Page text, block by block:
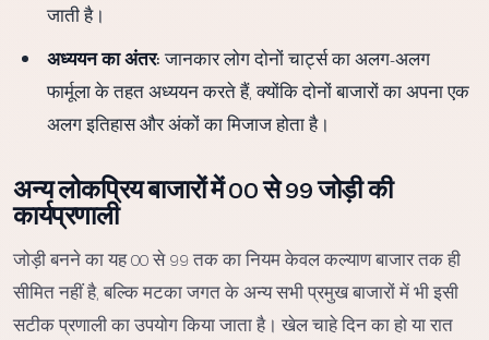
जाती है।
अध्ययन का अंतर:जानकार लोग दोनों चार्ट्स का अलग-अलग
फार्मूला के तहत अध्ययन करते हैं, क्योंकि दोनों बाजारों का अपना एक
अलग इतिहास और अंकों का मिजाज होता है।
अन्य लोकप्रिय बाजारों में 00 से 99 जोड़ी की
कार्यप्रणाली
जोड़ी बनने का यह 00 से 99 तक का नियम केवल कल्याण बाजार तक ही
सीमित नहीं है, बल्कि मटका जगत के अन्य सभी प्रमुख बाजारों में भी इसी
सटीक प्रणाली का उपयोग किया जाता है। खेल चाहे दिन का हो या रात